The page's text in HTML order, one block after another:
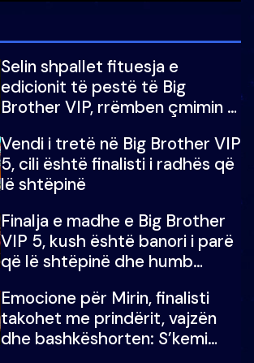
Selin shpallet fituesja e
edicionit të pestë të Big
Brother VIP, rrëmben çmimin e
Vendi i tretë në Big Brother VIP
5, cili është finalisti i radhës që
lë shtëpinë
Finalja e madhe e Big Brother
VIP 5, kush është banori i parë
që lë shtëpinë dhe humb
çmimin e madh
Emocione për Mirin, finalisti
takohet me prindërit, vajzën
dhe bashkëshorten: S’kemi